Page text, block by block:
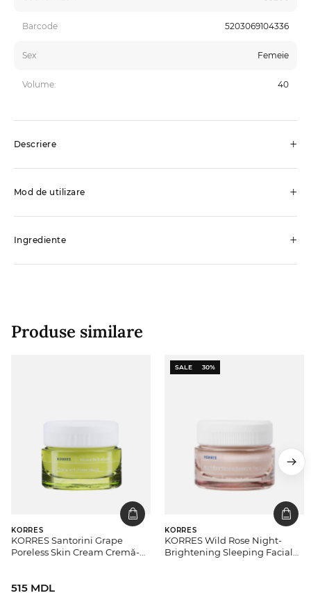
Barcode 5203069104336
Sex Femeie
Volume: 40
Descriere +
Mod de utilizare +
Ingrediente +
Produse similare
KORRES
KORRES Santorini Grape
Poreless Skin Cream Cremă-
515 MDL
SALE 30%
KORRES
KORRES Wild Rose Night-
Brightening Sleeping Facial